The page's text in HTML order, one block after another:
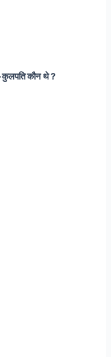
कुलपति कौन थे ?